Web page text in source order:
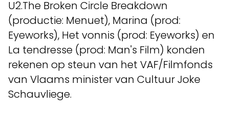
U2.The Broken Circle Breakdown
(productie: Menuet), Marina (prod:
Eyeworks), Het vonnis (prod: Eyeworks) en
La tendresse (prod: Man's Film) konden
rekenen op steun van het VAF/Filmfonds
van Vlaams minister van Cultuur Joke
Schauvliege.